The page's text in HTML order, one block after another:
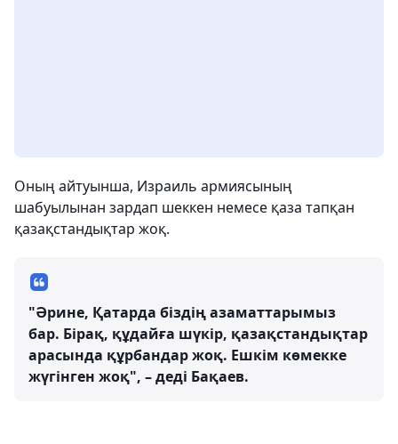
Оның айтуынша, Израиль армиясының
шабуылынан зардап шеккен немесе қаза тапқан
қазақстандықтар жоқ.
"Әрине, Қатарда біздің азаматтарымыз
бар. Бірақ, құдайға шүкір, қазақстандықтар
арасында құрбандар жоқ. Ешкім көмекке
жүгінген жоқ", – деді Бақаев.